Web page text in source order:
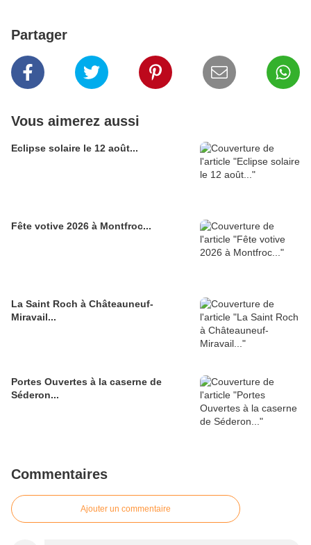
Partager
Vous aimerez aussi
Eclipse solaire le 12 août...
Fête votive 2026 à Montfroc...
La Saint Roch à Châteauneuf-
Miravail...
Portes Ouvertes à la caserne de
Séderon...
Commentaires
Ajouter un commentaire